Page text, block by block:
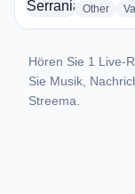
Otherradio
Hören Sie 1 Live-
Sie Musik,
Streema.